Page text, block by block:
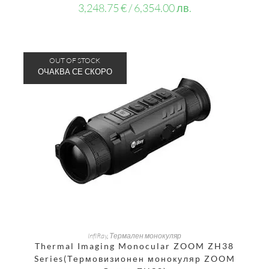
3,248.75€ / 6,354.00 лв.
OUT OF STOCK
InfIRay, Термален монокуляр
Thermal Imaging Monocular ZOOM ZH38
Series(Термовизионен монокуляр ZOOM